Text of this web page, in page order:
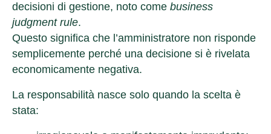
decisioni di gestione, noto come business
judgment rule.
Questo significa che l’amministratore non risponde
semplicemente perché una decisione si è rivelata
economicamente negativa.
La responsabilità nasce solo quando la scelta è
stata: